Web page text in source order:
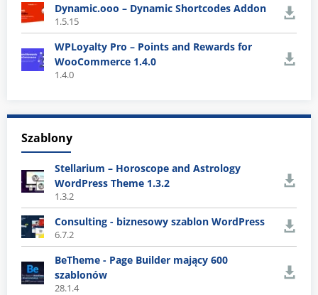
Dynamic.ooo – Dynamic Shortcodes Addon
1.5.15
WPLoyalty Pro – Points and Rewards for
WooCommerce 1.4.0
1.4.0
Szablony
Stellarium – Horoscope and Astrology
WordPress Theme 1.3.2
1.3.2
Consulting - biznesowy szablon WordPress
6.7.2
BeTheme - Page Builder mający 600
szablonów
28.1.4